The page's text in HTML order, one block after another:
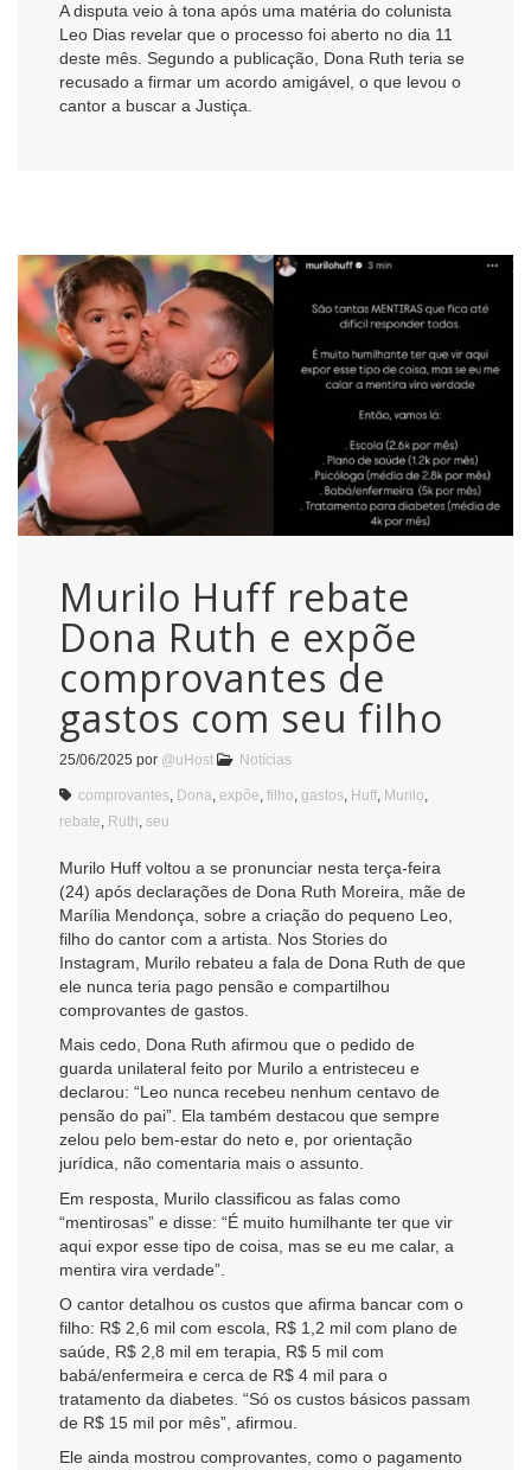
A disputa veio à tona após uma matéria do colunista
Leo Dias revelar que o processo foi aberto no dia 11
deste mês. Segundo a publicação, Dona Ruth teria se
recusado a firmar um acordo amigável, o que levou o
cantor a buscar a Justiça.
Murilo Huff rebate
Dona Ruth e expõe
comprovantes de
gastos com seu filho
25/06/2025 por @uHost Notícias
comprovantes Dona expõe filho gastos Huff Murilo
rebate Ruth seu
Murilo Huff voltou a se pronunciar nesta terça-feira
(24) após declarações de Dona Ruth Moreira, mãe de
Marília Mendonça, sobre a criação do pequeno Leo,
filho do cantor com a artista. Nos Stories do
Instagram, Murilo rebateu a fala de Dona Ruth de que
ele nunca teria pago pensão e compartilhou
comprovantes de gastos.
Mais cedo, Dona Ruth afirmou que o pedido de
guarda unilateral feito por Murilo a entristeceu e
declarou: “Leo nunca recebeu nenhum centavo de
pensão do pai”. Ela também destacou que sempre
zelou pelo bem-estar do neto e, por orientação
jurídica, não comentaria mais o assunto.
Em resposta, Murilo classificou as falas como
“mentirosas” e disse: “É muito humilhante ter que vir
aqui expor esse tipo de coisa, mas se eu me calar, a
mentira vira verdade”.
O cantor detalhou os custos que afirma bancar com o
filho: R$ 2,6 mil com escola, R$ 1,2 mil com plano de
saúde, R$ 2,8 mil em terapia, R$ 5 mil com
babá/enfermeira e cerca de R$ 4 mil para o
tratamento da diabetes. “Só os custos básicos passam
de R$ 15 mil por mês”, afirmou.
Ele ainda mostrou comprovantes, como o pagamento